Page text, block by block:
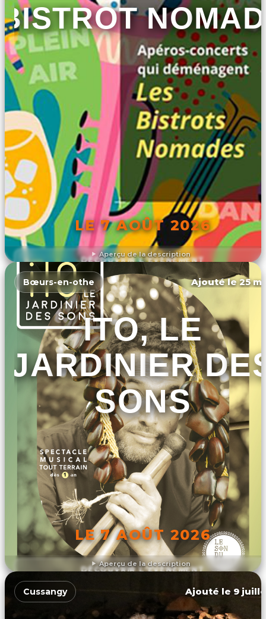
Aperçu de la description
BISTROT
LE 7 AOÛT 2026
DÉCOUVRIR L'ÉVÉNEMENT
Aperçu de la description
Bœurs-en-othe Ajouté le 25
ITO, LE
JARDINIER
SONS
LE 7 AOÛT 2026
DÉCOUVRIR L'ÉVÉNEMENT
Cussangy Ajouté le 9